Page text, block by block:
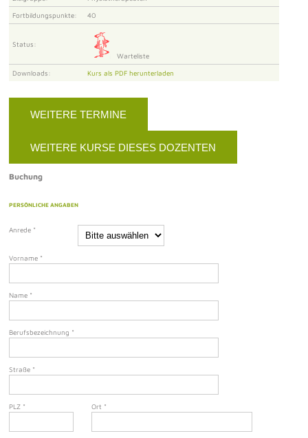
Fortbildungspunkte: 40
Status:
Warteliste
Downloads: Kurs als PDF herunterladen
WEITERE TERMINE
WEITERE KURSE DIESES DOZENTEN
Buchung
PERSÖNLICHE ANGABEN
Anrede *
Vorname *
Name *
Berufsbezeichnung *
Straße *
PLZ * Ort *